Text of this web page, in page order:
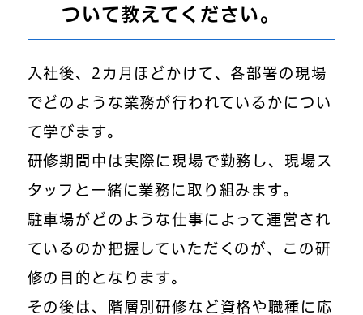
ついて教えてください。
入社後、2カ月ほどかけて、各部署の現場
でどのような業務が行われているかについ
て学びます。
研修期間中は実際に現場で勤務し、現場ス
タッフと一緒に業務に取り組みます。
駐車場がどのような仕事によって運営され
ているのか把握していただくのが、この研
修の目的となります。
その後は、階層別研修など資格や職種に応